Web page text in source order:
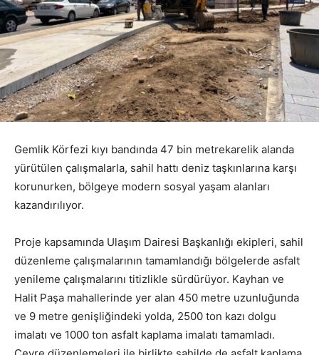
Gemlik Körfezi kıyı bandında 47 bin metrekarelik alanda
yürütülen çalışmalarla, sahil hattı deniz taşkınlarına karşı
korunurken, bölgeye modern sosyal yaşam alanları
kazandırılıyor.
Proje kapsamında Ulaşım Dairesi Başkanlığı ekipleri, sahil
düzenleme çalışmalarının tamamlandığı bölgelerde asfalt
yenileme çalışmalarını titizlikle sürdürüyor. Kayhan ve
Halit Paşa mahallerinde yer alan 450 metre uzunluğunda
ve 9 metre genişliğindeki yolda, 2500 ton kazı dolgu
imalatı ve 1000 ton asfalt kaplama imalatı tamamladı.